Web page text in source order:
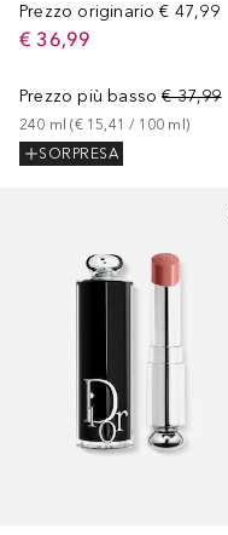
Prezzo originario € 47,99
€ 36,99
Prezzo più basso € 37,99
240 ml (€ 15,41 / 100 ml )
SORPRESA
+44